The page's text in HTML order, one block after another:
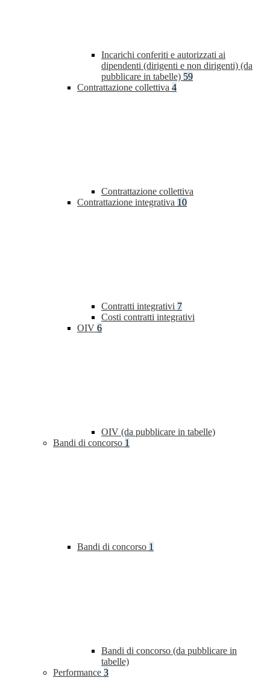
Incarichi conferiti e autorizzati ai
dipendenti (dirigenti e non dirigenti) (da
pubblicare in tabelle) 59
Contrattazione collettiva 4
Contrattazione collettiva
Contrattazione integrativa 10
Contratti integrativi 7
Costi contratti integrativi
OIV 6
OIV (da pubblicare in tabelle)
Bandi di concorso 1
Bandi di concorso 1
Bandi di concorso (da pubblicare in
tabelle)
Performance 3